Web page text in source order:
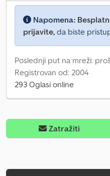
Napomena:
prijavite, da biste
Poslednji put na mreži:
Registrovan od: 2004
293 Oglasi online
Zatražiti